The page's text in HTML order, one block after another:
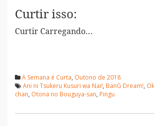
Curtir isso:
Curtir Carregando...
A Semana é Curta, Outono de 2018
Ani ni Tsukeru Kusuri wa Nai!, BanG Dream!,
chan, Otona no Bouguya-san, Pingu